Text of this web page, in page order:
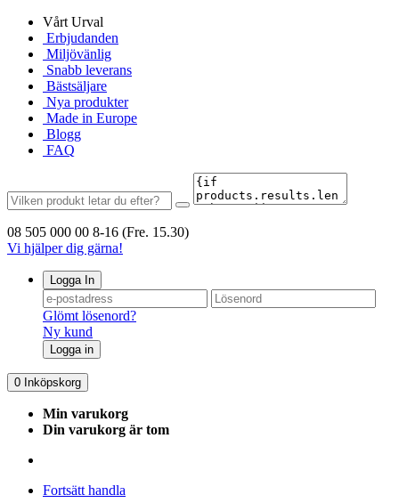
Vårt Urval
Erbjudanden
Miljövänlig
Snabb leverans
Bästsäljare
Nya produkter
Made in Europe
Blogg
FAQ
08 505 000 00 8-16 (Fre. 15.30)
Vi hjälper dig gärna!
Logga In
Glömt lösenord?
Ny kund
Logga in
0 Inköpskorg
Min varukorg
Din varukorg är tom
Fortsätt handla